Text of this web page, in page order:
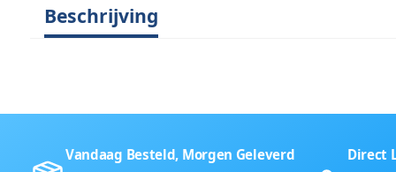
Beschrijving
Vandaag Besteld, Morgen Geleverd Direct